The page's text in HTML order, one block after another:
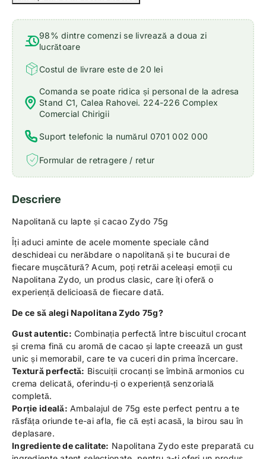
98% dintre comenzi se livrează a doua zi
lucrătoare
Costul de livrare este de 20 lei
Comanda se poate ridica și personal de la adresa
Stand C1, Calea Rahovei. 224-226 Complex
Comercial Chirigii
Suport telefonic la numărul 0701 002 000
Formular de retragere / retur
Descriere
Napolitană cu lapte și cacao Zydo 75g
Îți aduci aminte de acele momente speciale când
deschideai cu nerăbdare o napolitană și te bucurai de
fiecare mușcătură? Acum, poți retrăi aceleași emoții cu
Napolitana Zydo, un produs clasic, care îți oferă o
experiență delicioasă de fiecare dată.
De ce să alegi Napolitana Zydo 75g?
Gust autentic: Combinația perfectă între biscuitul crocant
și crema fină cu aromă de cacao și lapte creează un gust
unic și memorabil, care te va cuceri din prima încercare.
Textură perfectă: Biscuiții crocanți se îmbină armonios cu
crema delicată, oferindu-ți o experiență senzorială
completă.
Porție ideală: Ambalajul de 75g este perfect pentru a te
răsfăța oriunde te-ai afla, fie că ești acasă, la birou sau în
deplasare.
Ingrediente de calitate: Napolitana Zydo este preparată cu